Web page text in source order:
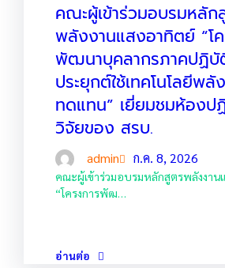
คณะผู้เข้าร่วมอบรมหลัก
พลังงานแสงอาทิตย์ “โ
พัฒนาบุคลากรภาคปฏิบั
ประยุกต์ใช้เทคโนโลยีพลั
ทดแทน” เยี่ยมชมห้องป
วิจัยของ สรบ.
admin ก.ค. 8, 2026
คณะผู้เข้าร่วมอบรมหลักสูตรพลังงาน
“โครงการพัฒ…
อ่านต่อ